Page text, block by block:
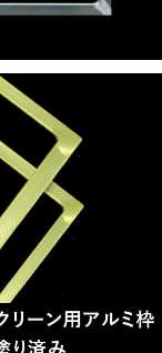
アルミ枠（ボンド下塗
×54センチ